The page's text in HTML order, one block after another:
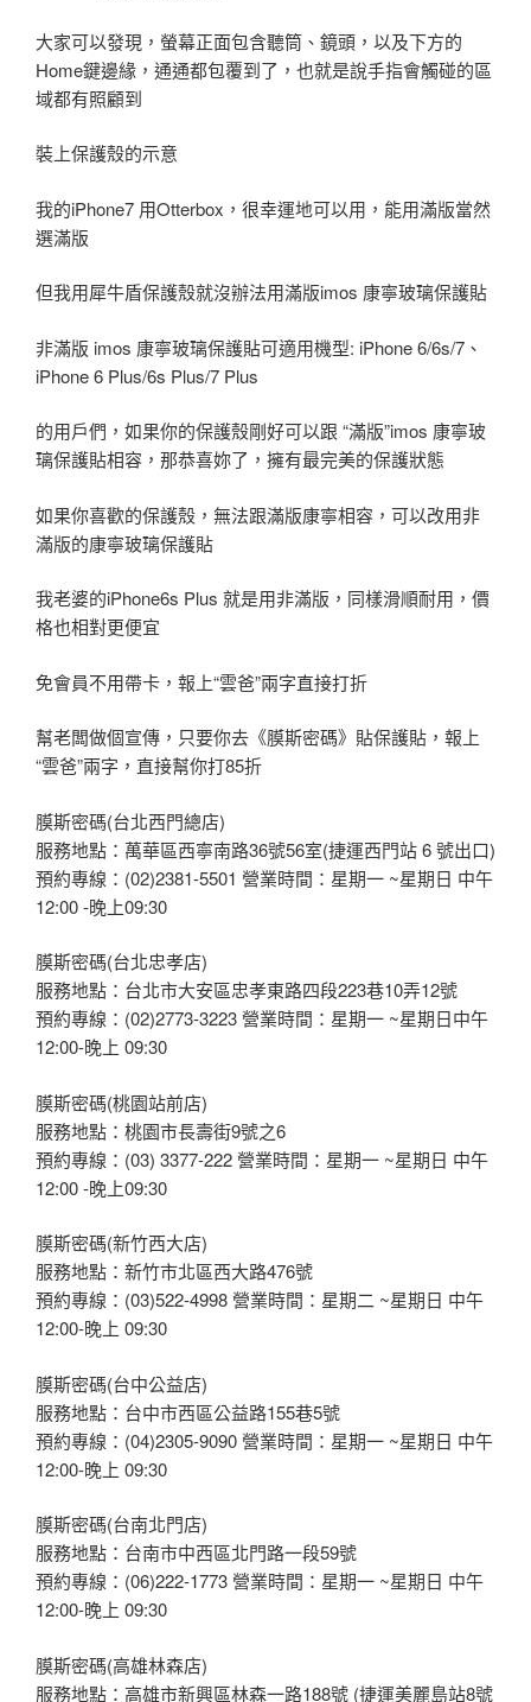
大家可以發現，螢幕正面包含聽筒、鏡頭，以及下方的
Home鍵邊緣，通通都包覆到了，也就是說手指會觸碰的區
域都有照顧到
裝上保護殼的示意
我的iPhone7 用Otterbox，很幸運地可以用，能用滿版當然
選滿版
但我用犀牛盾保護殼就沒辦法用滿版imos 康寧玻璃保護貼
非滿版 imos 康寧玻璃保護貼可適用機型: iPhone 6/6s/7、
iPhone 6 Plus/6s Plus/7 Plus
的用戶們，如果你的保護殼剛好可以跟 “滿版”imos 康寧玻
璃保護貼相容，那恭喜妳了，擁有最完美的保護狀態
如果你喜歡的保護殼，無法跟滿版康寧相容，可以改用非
滿版的康寧玻璃保護貼
我老婆的iPhone6s Plus 就是用非滿版，同樣滑順耐用，價
格也相對更便宜
免會員不用帶卡，報上“雲爸”兩字直接打折
幫老闆做個宣傳，只要你去《膜斯密碼》貼保護貼，報上
“雲爸”兩字，直接幫你打85折
膜斯密碼(台北西門總店)
服務地點：萬華區西寧南路36號56室(捷運西門站 6 號出口)
預約專線：(02)2381-5501 營業時間：星期一 ~星期日 中午
12:00 -晚上09:30
膜斯密碼(台北忠孝店)
服務地點：台北市大安區忠孝東路四段223巷10弄12號
預約專線：(02)2773-3223 營業時間：星期一 ~星期日中午
12:00-晚上 09:30
膜斯密碼(桃園站前店)
服務地點：桃園市長壽街9號之6
預約專線：(03) 3377-222 營業時間：星期一 ~星期日 中午
12:00 -晚上09:30
膜斯密碼(新竹西大店)
服務地點：新竹市北區西大路476號
預約專線：(03)522-4998 營業時間：星期二 ~星期日 中午
12:00-晚上 09:30
膜斯密碼(台中公益店)
服務地點：台中市西區公益路155巷5號
預約專線：(04)2305-9090 營業時間：星期一 ~星期日 中午
12:00-晚上 09:30
膜斯密碼(台南北門店)
服務地點：台南市中西區北門路一段59號
預約專線：(06)222-1773 營業時間：星期一 ~星期日 中午
12:00-晚上 09:30
膜斯密碼(高雄林森店)
服務地點：高雄市新興區林森一路188號 (捷運美麗島站8號